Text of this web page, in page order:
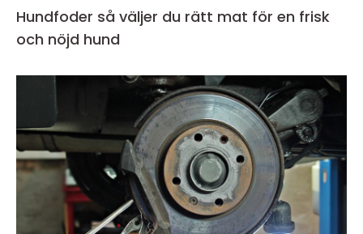
Hundfoder så väljer du rätt mat för en frisk
och nöjd hund